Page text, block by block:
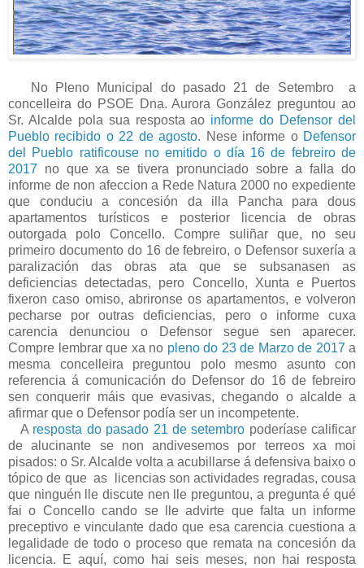
No Pleno Municipal do pasado 21 de Setembro a
concelleira do PSOE Dna. Aurora González preguntou ao
Sr. Alcalde pola sua resposta ao informe do Defensor del
Pueblo recibido o 22 de agosto. Nese informe o Defensor
del Pueblo ratificouse no emitido o día 16 de febreiro de
2017 no que xa se tivera pronunciado sobre a falla do
informe de non afeccion a Rede Natura 2000 no expediente
que conduciu a concesión da illa Pancha para dous
apartamentos turísticos e posterior licencia de obras
outorgada polo Concello. Compre suliñar que, no seu
primeiro documento do 16 de febreiro, o Defensor suxería a
paralización das obras ata que se subsanasen as
deficiencias detectadas, pero Concello, Xunta e Puertos
fixeron caso omiso, abrironse os apartamentos, e volveron
pecharse por outras deficiencias, pero o informe cuxa
carencia denunciou o Defensor segue sen aparecer.
Compre lembrar que xa no pleno do 23 de Marzo de 2017 a
mesma concelleira preguntou polo mesmo asunto con
referencia á comunicación do Defensor do 16 de febreiro
sen conquerir máis que evasivas, chegando o alcalde a
afirmar que o Defensor podía ser un incompetente.
A resposta do pasado 21 de setembro poderíase calificar
de alucinante se non andivesemos por terreos xa moi
pisados: o Sr. Alcalde volta a acubillarse á defensiva baixo o
tópico de que as licencias son actividades regradas, cousa
que ninguén lle discute nen lle preguntou, a pregunta é qué
fai o Concello cando se lle advirte que falta un informe
preceptivo e vinculante dado que esa carencia cuestiona a
legalidade de todo o proceso que remata na concesión da
licencia. E aquí, como hai seis meses, non hai resposta